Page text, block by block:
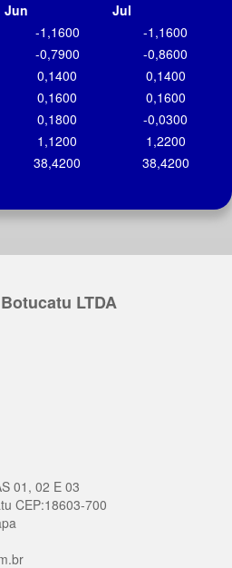
Jun
Jul
-1,1600
-1,1600
-0,7900
-0,8600
0,1400
0,1400
0,1600
0,1600
0,1800
-0,0300
1,1200
1,2200
38,4200 38,4200
LTDA
01, 02 E 03
CEP:18603-700